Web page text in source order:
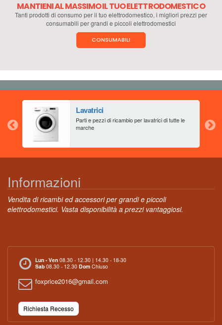
MANTIENI AL MASSIMO IL TUO ELETTRODOMESTICO
Tanti prodotti di consumo per il tuo elettrodomestico, i migliori prezzi per
consumabili per grandi e piccoli elettrodomestici
CONSUMABILI
Lavatrici
Parti e pezzi di ricambio per lavatrici di tutte le
marche
Informazioni
Vendita di ricambi ed accessori per grandi e piccoli
elettrodomestici. Vasta disponibilità a prezzi vantaggiosi.
Lun - Ven 08.30 - 12.30 | 14.30 - 18-30
Sab 08.30 - 12.30 Dom Chiuso
foxprice2016@gmail.com
Richiesta Recesso